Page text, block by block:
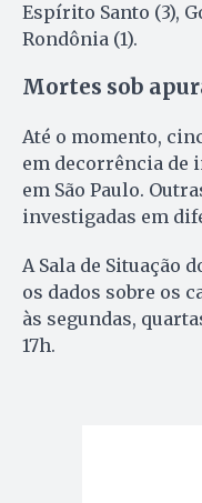
Espírito Santo (3),
Rondônia (1).
Mortes sob
Até o momento,
em decorrência de
em São Paulo.
investigadas em
A Sala de Situação
os dados sobre os
às segundas,
17h.